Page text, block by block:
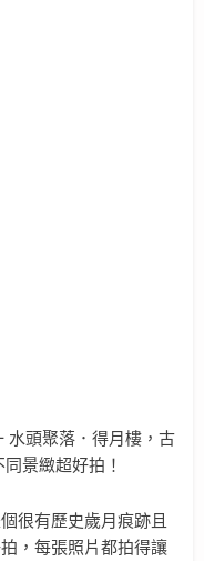
個很有歷史歲月痕跡且
，每張照片都拍得讓